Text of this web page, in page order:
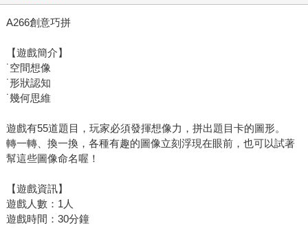
A266創意巧拼
【遊戲簡介】
˙空間想像
˙形狀認知
˙幾何思維
遊戲有55道題目，玩家必須發揮想像力，拼出題目卡的圖形。
轉一轉、換一換，各種有趣的圖像立刻浮現在眼前，也可以試著
幫這些圖像命名喔！
【遊戲資訊】
遊戲人數：1人
遊戲時間：30分鐘